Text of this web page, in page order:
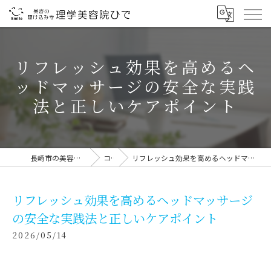
リフレッシュ効果を高めるヘ
ッドマッサージの安全な実践
法と正しいケアポイント
長崎市の美容室なら理学美容院ひで コラム リフレッシュ効果を高めるヘッドマッサージの安全な実践法と正しいケアポイント
リフレッシュ効果を高めるヘッドマッサージ
の安全な実践法と正しいケアポイント
2026/05/14